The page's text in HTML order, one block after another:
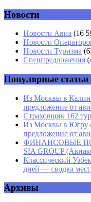
Имя *
Email*
Новости
Новости Авиа (16
Новости
Новости Туризма
Спецпредложения
Популярные статьи
Из Москвы в
предложение от
Страховщик 162
Из Москвы в Югру
предложение от
ФИНАНСОВЫЕ
SIA GROUP
Классический
дней — сводка мест
Архивы